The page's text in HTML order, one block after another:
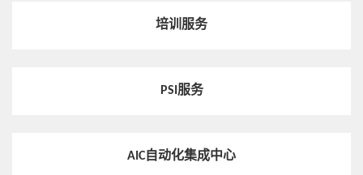
培训服务
PSI服务
AIC自动化集成中心